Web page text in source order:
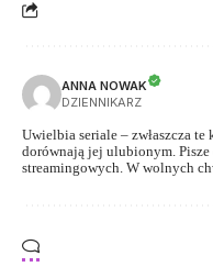
ANNA NOWAK
DZIENNIKARZ
Uwielbia seriale – zwłaszcza
dorównają jej ulubionym.
streamingowych. W wolnych